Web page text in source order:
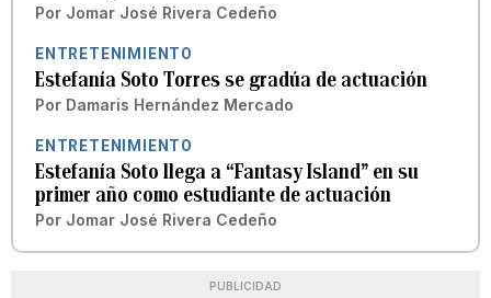
Por Jomar José Rivera Cedeño
ENTRETENIMIENTO
Estefanía Soto Torres se gradúa de actuación
Por Damaris Hernández Mercado
ENTRETENIMIENTO
Estefanía Soto llega a “Fantasy Island” en su
primer año como estudiante de actuación
Por Jomar José Rivera Cedeño
PUBLICIDAD